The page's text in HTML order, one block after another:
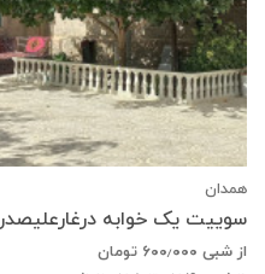
همدان
سوییت یک خوابه درغارعلیصدر
از شبی ۶۰۰٫۰۰۰ تومان